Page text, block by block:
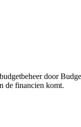
door
de financien komt.